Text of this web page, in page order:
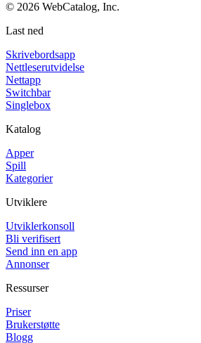
© 2026 WebCatalog, Inc.
Last ned
Skrivebordsapp
Nettleserutvidelse
Nettapp
Switchbar
Singlebox
Katalog
Apper
Spill
Kategorier
Utviklere
Utviklerkonsoll
Bli verifisert
Send inn en app
Annonser
Ressurser
Priser
Brukerstøtte
Blogg